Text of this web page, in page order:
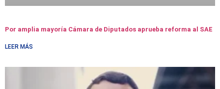
Por amplia mayoría Cámara de Diputados aprueba reforma al SAE
LEER MÁS